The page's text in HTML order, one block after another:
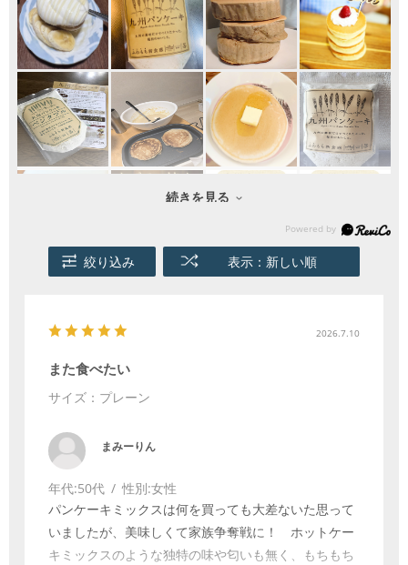
続きを見る
絞り込み 表示：新しい順
2026.7.10
また食べたい
サイズ：プレーン
まみーりん
年代:50代 性別:女性
パンケーキミックスは何を買っても大差ないた思って
いましたが、美味しくて家族争奪戦に！ ホットケー
キミックスのような独特の味や匂いも無く、もちもち